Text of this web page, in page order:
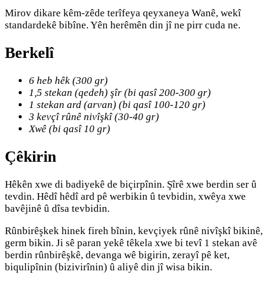
Mirov dikare kêm-zêde terîfeya qeyxaneya Wanê, wekî
standardekê bibîne. Yên herêmên din jî ne pirr cuda ne.
Berkelî
6 heb hêk (300 gr)
1,5 stekan (qedeh) şîr (bi qasî 200-300 gr)
1 stekan ard (arvan) (bi qasî 100-120 gr)
3 kevçî rûnê nivîşkî (30-40 gr)
Xwê (bi qasî 10 gr)
Çêkirin
Hêkên xwe di badiyekê de biçirpînin. Şîrê xwe berdin ser û
tevdin. Hêdî hêdî ard pê werbikin û tevbidin, xwêya xwe
bavêjinê û dîsa tevbidin.
Rûnbirêşkek hinek fireh bînin, kevçiyek rûnê nivîşkî bikinê,
germ bikin. Ji sê paran yekê têkela xwe bi tevî 1 stekan avê
berdin rûnbirêşkê, devanga wê bigirin, zerayî pê ket,
biqulipînin (bizivirînin) û aliyê din jî wisa bikin.